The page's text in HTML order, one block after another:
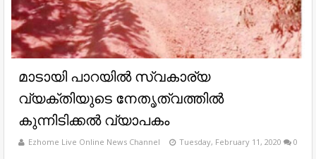
മാടായി പാറയിൽ സ്വകാര്യ
വ്യക്തിയുടെ നേതൃത്വത്തിൽ
കുന്നിടിക്കൽ വ്യാപകം
Ezhome Live Online News Channel Tuesday, February 11, 2020 0